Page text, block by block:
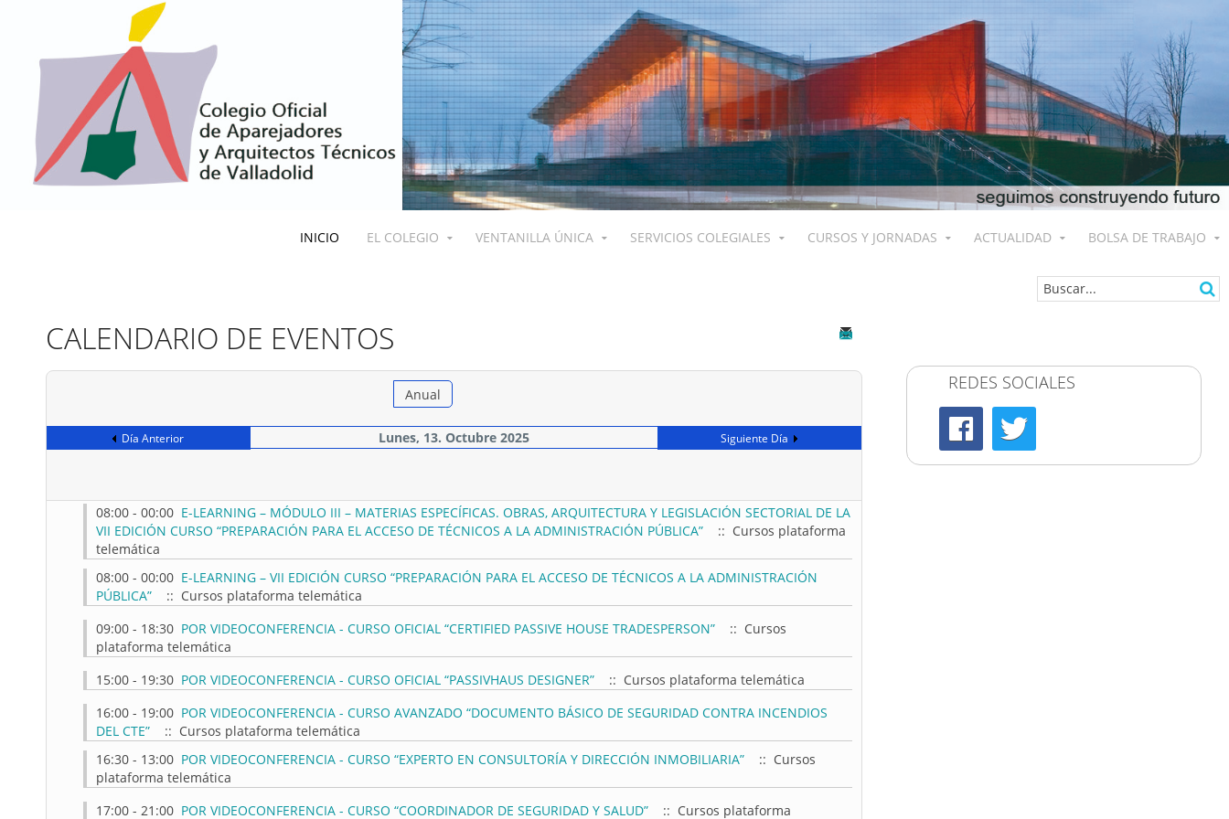
INICIO EL COLEGIO VENTANILLA ÚNICA SERVICIOS COLEGIALES CURSOS Y JORNADAS ACTUALIDAD BOLSA DE TRABAJO
CALENDARIO DE EVENTOS
Anual
Día Anterior Lunes, 13. Octubre 2025 Siguiente Día
08:00 - 00:00 E-LEARNING – MÓDULO III – MATERIAS ESPECÍFICAS. OBRAS, ARQUITECTURA Y LEGISLACIÓN SECTORIAL DE LA
VII EDICIÓN CURSO “PREPARACIÓN PARA EL ACCESO DE TÉCNICOS A LA ADMINISTRACIÓN PÚBLICA”
:: Cursos plataforma
telemática
08:00 - 00:00 E-LEARNING – VII EDICIÓN CURSO “PREPARACIÓN PARA EL ACCESO DE TÉCNICOS A LA ADMINISTRACIÓN
PÚBLICA”
:: Cursos plataforma telemática
09:00 - 18:30 POR VIDEOCONFERENCIA - CURSO OFICIAL “CERTIFIED PASSIVE HOUSE TRADESPERSON”
:: Cursos
plataforma telemática
15:00 - 19:30 POR VIDEOCONFERENCIA - CURSO OFICIAL “PASSIVHAUS DESIGNER”
:: Cursos plataforma telemática
16:00 - 19:00 POR VIDEOCONFERENCIA - CURSO AVANZADO “DOCUMENTO BÁSICO DE SEGURIDAD CONTRA INCENDIOS
DEL CTE”
:: Cursos plataforma telemática
16:30 - 13:00 POR VIDEOCONFERENCIA - CURSO “EXPERTO EN CONSULTORÍA Y DIRECCIÓN INMOBILIARIA”
:: Cursos
plataforma telemática
17:00 - 21:00 POR VIDEOCONFERENCIA - CURSO “COORDINADOR DE SEGURIDAD Y SALUD”
:: Cursos plataforma
REDES SOCIALES